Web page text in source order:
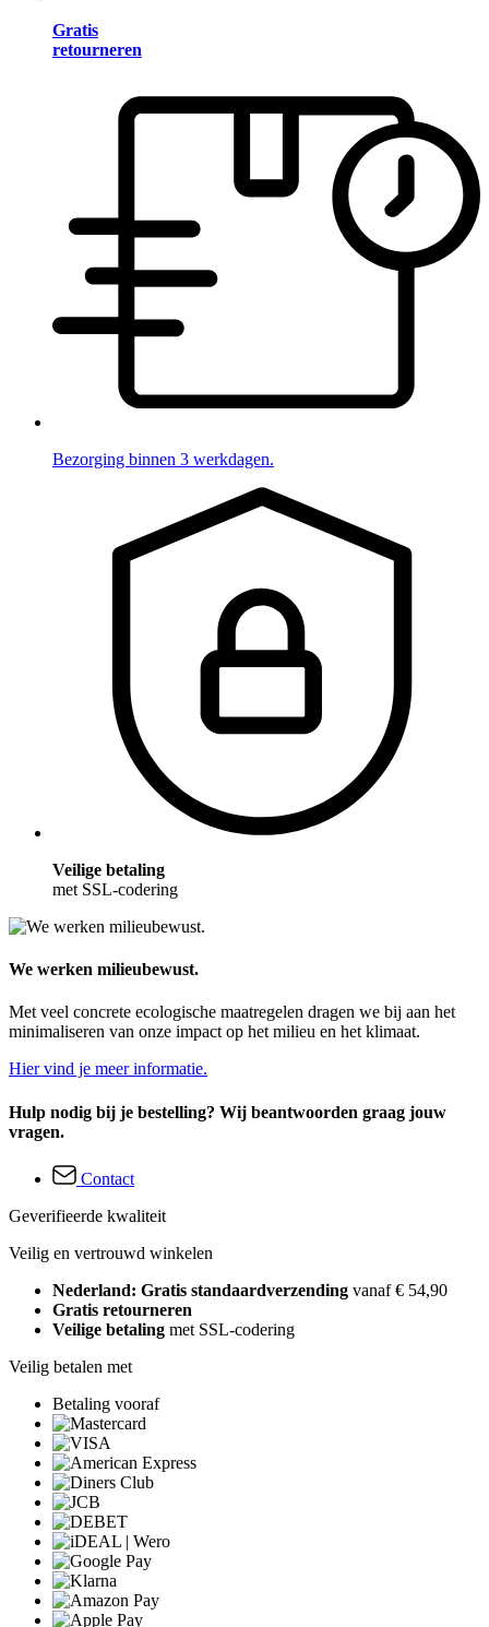
Gratis
retourneren
Bezorging binnen 3 werkdagen.
Veilige betaling
met SSL-codering
We werken milieubewust.
Met veel concrete ecologische maatregelen dragen we bij aan het
minimaliseren van onze impact op het milieu en het klimaat.
Hier vind je meer informatie.
Hulp nodig bij je bestelling? Wij beantwoorden graag jouw
vragen.
Contact
Geverifieerde kwaliteit
Veilig en vertrouwd winkelen
Nederland: Gratis standaardverzending vanaf € 54,90
Gratis retourneren
Veilige betaling met SSL-codering
Veilig betalen met
Betaling vooraf